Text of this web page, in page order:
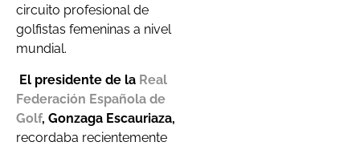
circuito profesional de
golfistas femeninas a nivel
mundial.
El presidente de la Real
Federación Española de
Golf, Gonzaga Escauriaza,
recordaba recientemente